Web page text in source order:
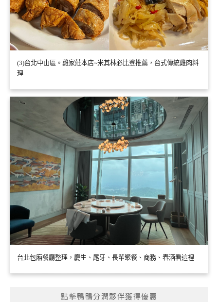
(3)台北中山區。雞家莊本店~米其林必比登推薦，台式傳統雞肉料
理
台北包廂餐廳整理，慶生、尾牙、長輩聚餐、商務、春酒看這裡
點擊鴨鴨分潤夥伴獲得優惠